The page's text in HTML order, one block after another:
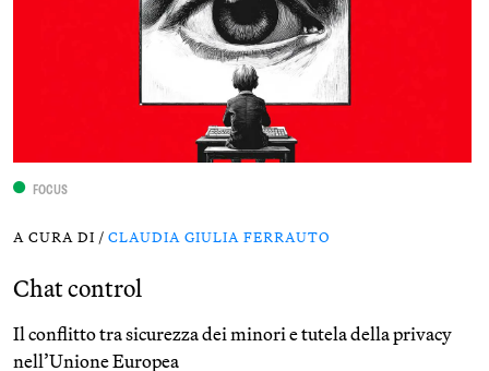
FOCUS
A CURA DI / CLAUDIA GIULIA FERRAUTO
Chat control
Il conflitto tra sicurezza dei minori e tutela della privacy
nell’Unione Europea